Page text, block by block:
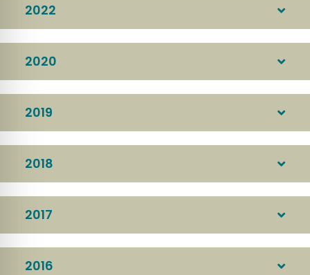
2022
2020
2019
2018
2017
2016